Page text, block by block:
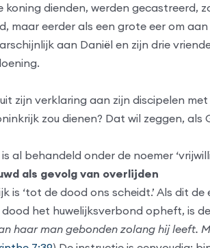
koning dienden, werden gecastreerd,
maar eerder als een grote eer om
aan Daniël en zijn drie
zijn verklaring aan zijn discipelen
zou dienen? Dat wil zeggen, als
al behandeld onder de noemer
als gevolg van overlijden
is ‘tot de dood ons scheidt.’ Als dit
het huwelijksverbond opheft, is
haar man gebonden zolang hij leeft.